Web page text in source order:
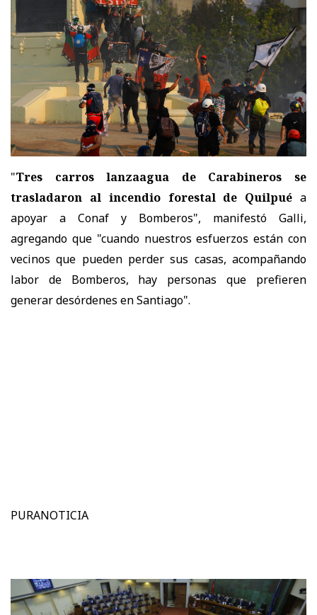
"Tres carros lanzaagua de Carabineros se
trasladaron al incendio forestal de Quilpué a
apoyar a Conaf y Bomberos", manifestó Galli,
agregando que "cuando nuestros esfuerzos están con
vecinos que pueden perder sus casas, acompañando
labor de Bomberos, hay personas que prefieren
generar desórdenes en Santiago".
PURANOTICIA